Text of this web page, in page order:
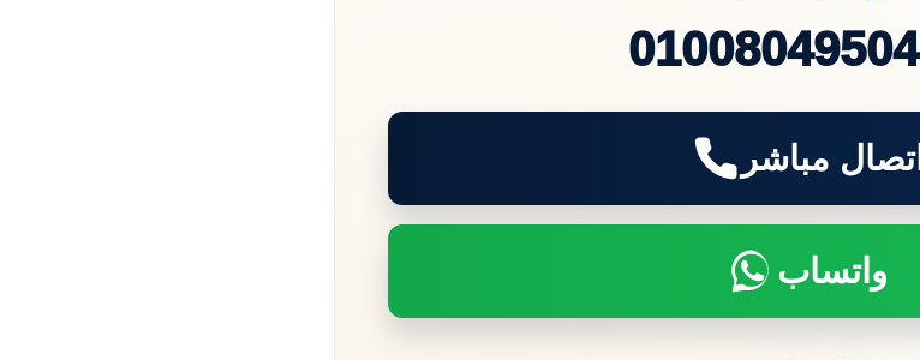
01008049504
اتصال مباشر
واتساب